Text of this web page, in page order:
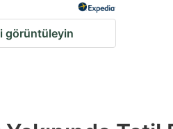
görüntüleyin